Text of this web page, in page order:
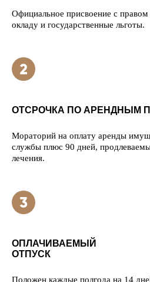
Официальное присвоение с
окладу и государственные льготы.
ОТСРОЧКА ПО АРЕНДНЫМ
Мораторий на оплату аренды
службы плюс 90 дней,
лечения.
ОПЛАЧИВАЕМЫЙ
ОТПУСК
Положен каждые полгода на 14